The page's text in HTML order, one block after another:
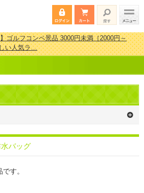
ゴルフコンペ景品 3000円未満［2000円～
い人気ラ…
ビンゴゲーム景品おすすめ金額別人気ランキ
ゴルフコンペ景品 3000円未満［2000円～
い人気ラ…
バッグ
す。